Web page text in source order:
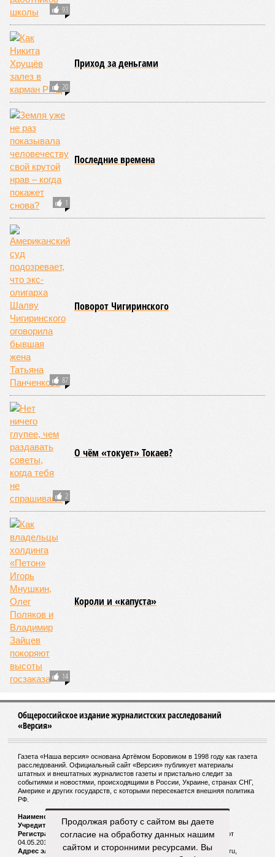
КОММЕНТАРИИ
Новости smi2.ru
Версия //Общество //Земля уже не раз показывала человечеству свой
крутой нрав – когда покажет снова?
Земля уже не раз показывала человечеству свой крутой
нрав – когда покажет снова?
Последние времена
Земля уже не раз показывала человечеству свой крутой нрав – когда
Природа постоянно вступает в противоречие с нами. Ведь пока
она стремится всё на планете держать в балансе, человечество
не особенно церемонится с окружающей средой. Самые
массовые катастрофы в прошлом – какими они были? Какие
ждут нас со дня на день и чем грозят?
РассказСтивена Кинга
последствия очередного апокалипсиса, искусственно
вызванного группой биологов, называется «Конец всей
этой мерзости». В реальной жизни участия пытливых
исследователей в организации конца света может не
понадобиться: природа сама разберётся, как и где
уменьшить масштабы человеческой популяции.
(фото: en.wikipedia.org)
Да, наша любимая маленькая планета может быть
единственной, где в пределах Солнечной системы есть
полноценная жизнь, но Земля также регулярно пытается
эту жизнь уничтожить. Так уж вышло, что внутренние
процессы на планете включают в себя всевозможные
геологические, метеорологические и физические явления,
которые для человека довольно опасны. Или попросту
смертельны. И вот несколько тому примеров.
Все стихии сразу
Около 100 лет назад в Поднебесной приключилось то, что
у нас назвали бы тридцатью тремя несчастьями. Страну
последовательно поразили: многолетняя засуха, страшный
паводок, невероятные ливни. Несколько миллионов
человек не пережили этот разгул стихий. Вот что тогда
приключилось.
количество – казалось бы, хороший знак после периода
великой суши, продолжавшегося с 1928-го. Но всё
обратилось катастрофой. Снег растаял, устремился в реки,
начался небывалый паводок, быстро обернувшийся
страшным наводнением, которое обильные весенние ливни
только усугубили. К июню всё это преобразовалось в
массовый потоп, в июле же Китай в дополнение накрыло
сразу девятью циклонами. Последствия оказались
невообразимыми: наводнение погребло под собой
территорию в 180 тыс. квадратных километров, что равно
по площади Карелии, шести Курским или Калужским
Продолжая работу с сайтом вы даете
согласие на обработку данных нашим
сайтом и сторонними ресурсами. Вы